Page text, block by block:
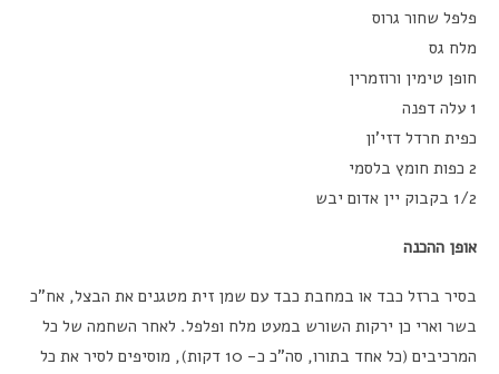
פלפל שחור גרוס
מלח גס
חופן טימין ורוזמרין
1 עלה דפנה
כפית חרדל דזי’ון
2 כפות חומץ בלסמי
1/2 בקבוק יין אדום יבש
אופן ההכנה
בסיר ברזל כבד או במחבת כבד עם שמן זית מטגנים את הבצל, אח”כ
בשר וארי כן ירקות השורש במעט מלח ופלפל. לאחר השחמה של כל
המרכיבים (כל אחד בתורו, סה”כ כ- 10 דקות), מוסיפים לסיר את כל